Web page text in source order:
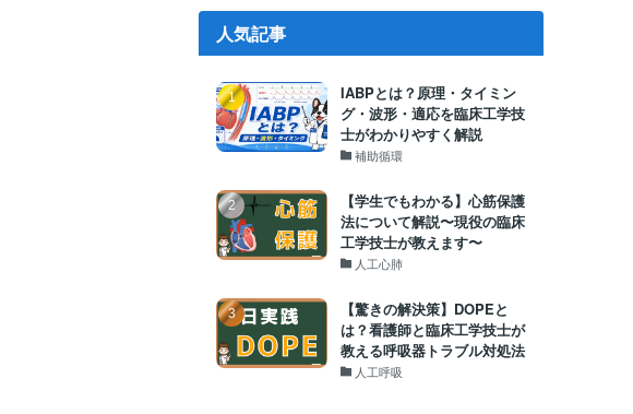
人気記事
IABPとは？原理・タイミン
グ・波形・適応を臨床工学技
士がわかりやすく解説
補助循環
【学生でもわかる】心筋保護
法について解説〜現役の臨床
工学技士が教えます〜
人工心肺
【驚きの解決策】DOPEと
は？看護師と臨床工学技士が
教える呼吸器トラブル対処法
人工呼吸